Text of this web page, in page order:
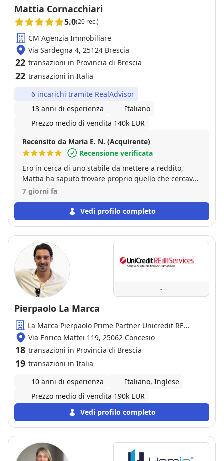
molte agenzie, come consigli, contatti e supporto per
richieste legate a ristrutturazioni e lavori vari. È un
team giovane, preparato, con tanta voglia di fare e
con un approccio davvero amichevole. Sono sempre
presenti, rispondono, aiutano e ti fanno sentire
seguito in ogni momento. Per me, essendo la prima
casa, era importante avere accanto persone affidabili
e competenti. Con loro mi sono trovato davvero
molto bene e li consiglio senza dubbio a chi cerca
un’agenzia seria, professionale e allo stesso tempo
vicina al cliente.
Mattia Cornacchiari
5.0(20 rec.)
CM Agenzia Immobiliare
Via Sardegna 4, 25124 Brescia
22 transazioni in Provincia di Brescia
22 transazioni in Italia
6 incarichi tramite RealAdvisor
13 anni di esperienza
Italiano
Prezzo medio di vendita 140k EUR
Recensito da Maria E. N. (Acquirente)
Recensione verificata
Ero in cerca di uno stabile da mettere a reddito,
Mattia ha saputo trovare proprio quello che cercavo.
Pienamente soddisfatta.
7 giorni fa
Vedi profilo completo
-
Pierpaolo La Marca
La Marca Pierpaolo Prime Partner Unicredit RE
Services
Via Enrico Mattei 119, 25062 Concesio
18 transazioni in Provincia di Brescia
19 transazioni in Italia
10 anni di esperienza
Italiano, Inglese
Prezzo medio di vendita 190k EUR
Vedi profilo completo